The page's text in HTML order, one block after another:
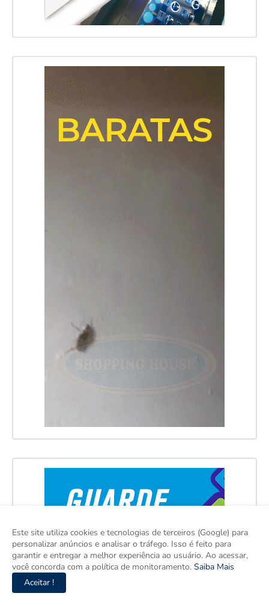
Este site utiliza cookies e tecnologias de terceiros (Google) para
personalizar anúncios e analisar o tráfego. Isso é feito para
garantir e entregar a melhor experiência ao usuário. Ao acessar,
você concorda com a política de monitoramento. Saiba Mais
Aceitar !